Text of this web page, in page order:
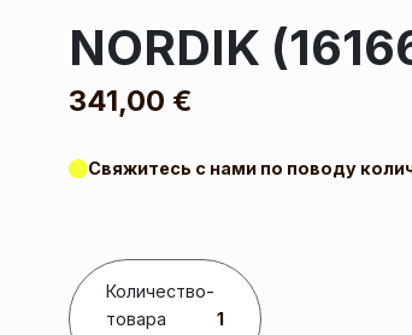
NORDIK
341,00 €
Свяжитесь с нами по поводу
Количество
товара
-